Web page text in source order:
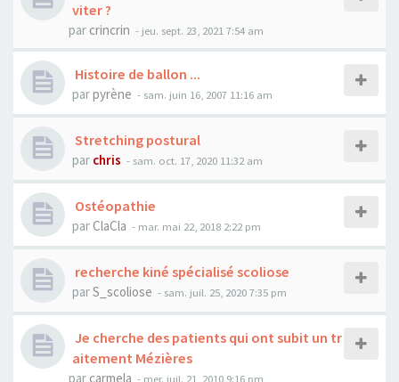
viter ?
par crincrin - jeu. sept. 23, 2021 7:54 am
Histoire de ballon ...
parpyrène - sam. juin 16, 2007 11:16 am
Stretching postural
par chris - sam. oct. 17, 2020 11:32 am
Ostéopathie
parClaCla - mar. mai 22, 2018 2:22 pm
recherche kiné spécialisé scoliose
parS_scoliose - sam. juil. 25, 2020 7:35 pm
Je cherche des patients qui ont subit un tr
aitement Mézières
par carmela - mer. juil. 21, 2010 9:16 pm